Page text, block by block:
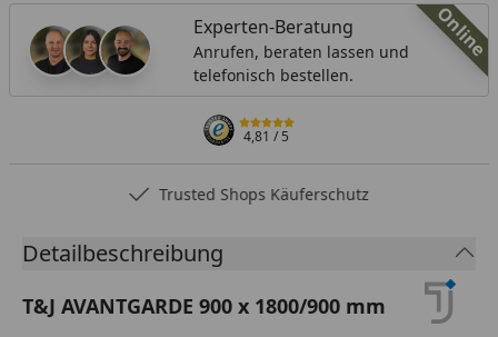
Online
Experten-Beratung
Anrufen, beraten lassen und
telefonisch bestellen.
4,81/ 5
Trusted Shops Käuferschutz
Detailbeschreibung
T&J AVANTGARDE 900 x 1800/900 mm